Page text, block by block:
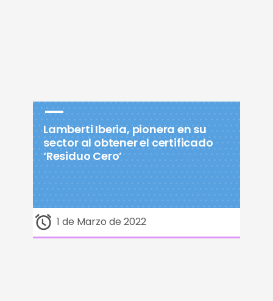
Lamberti Iberia, pionera en su
sector al obtener el certificado
‘Residuo Cero’
1 de Marzo de 2022